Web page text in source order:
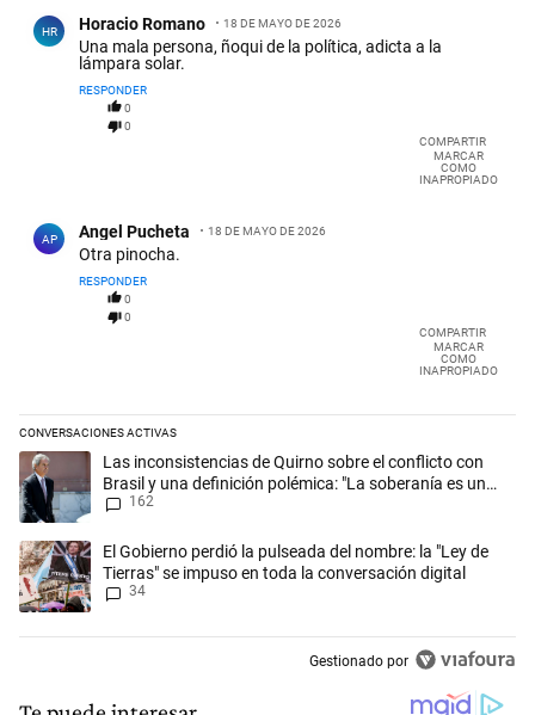
HR Horacio Romano 18 DE MAYO DE 2026
Una mala persona, ñoqui de la política, adicta a la
lámpara solar.
RESPONDER
0
0
COMPARTIR
MARCAR
COMO
INAPROPIADO
AP Angel Pucheta 18 DE MAYO DE 2026
Otra pinocha.
RESPONDER
0
0
COMPARTIR
MARCAR
COMO
INAPROPIADO
CONVERSACIONES ACTIVAS
Este listado muestra los artículos con más comentarios en los
Un artículo de tendencia con el título "Las inconsistencias de Quirno
Las inconsistencias de Quirno sobre el conflicto con
Brasil y una definición polémica: "La soberanía es un
concepto antiguo"
162
Un artículo de tendencia con el título "El Gobierno perdió la pulseada
El Gobierno perdió la pulseada del nombre: la "Ley de
Tierras" se impuso en toda la conversación digital
34
Gestionado por